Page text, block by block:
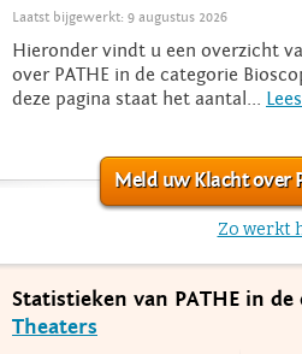
Laatst bijgewerkt: 9 augustus 2026
Hieronder vindt u een overzicht
over PATHE in de categorie
deze pagina staat het aantal...
Meld uw Klacht over
Zo werkt
Statistieken van PATHE in de
Theaters